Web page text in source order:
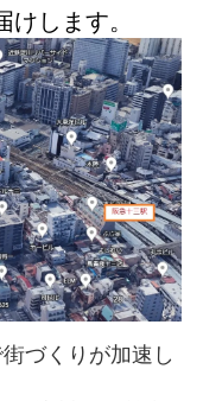
けします。
づくりが加速し